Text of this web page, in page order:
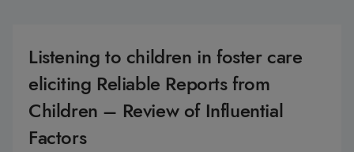
Listening to children in foster care
eliciting Reliable Reports from
Children – Review of Influential
Factors